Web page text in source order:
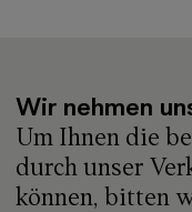
Wir nehmen
Um Ihnen die
durch unser
können, bitten